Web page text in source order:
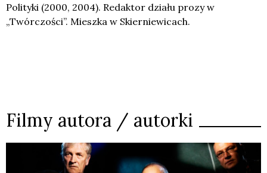
Polityki (2000, 2004). Redaktor działu prozy w
„Twórczości”. Mieszka w Skierniewicach.
Filmy autora / autorki